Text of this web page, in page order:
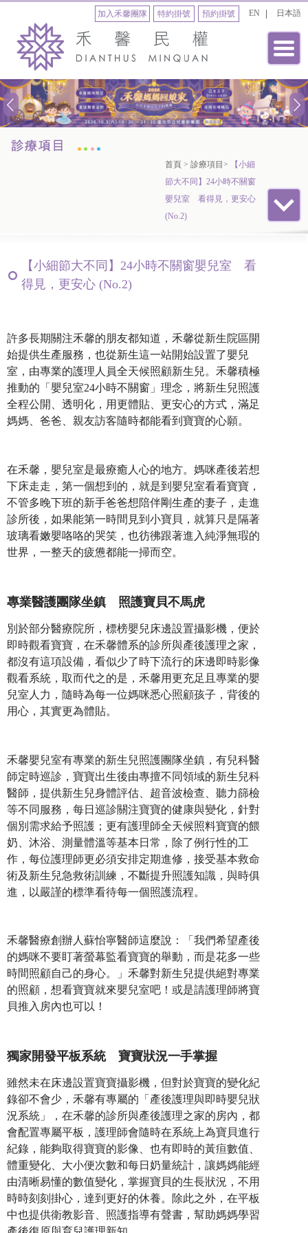
日本語
EN
加入禾馨團隊 預約掛號
特約掛號
首頁 > 診療項目 > 【小細
節大不同】24小時不關窗
嬰兒室 看得見，更安心
(No.2)
【小細節大不同】24小時不關窗嬰兒室 看
得見，更安心 (No.2)
許多長期關注禾馨的朋友都知道，禾馨從新生院區開
始提供生產服務，也從新生這一站開始設置了嬰兒
室，由專業的護理人員全天候照顧新生兒。禾馨積極
推動的「嬰兒室24小時不關窗」理念，將新生兒照護
全程公開、透明化，用更體貼、更安心的方式，滿足
媽媽、爸爸、親友訪客隨時都能看到寶寶的心願。
在禾馨，嬰兒室是最療癒人心的地方。媽咪產後若想
下床走走，第一個想到的，就是到嬰兒室看看寶寶，
不管多晚下班的新手爸爸想陪伴剛生產的妻子，走進
診所後，如果能第一時間見到小寶貝，就算只是隔著
玻璃看嫩嬰咯咯的哭笑，也彷彿跟著進入純淨無瑕的
世界，一整天的疲憊都能一掃而空。
專業醫護團隊坐鎮 照護寶貝不馬虎
別於部分醫療院所，標榜嬰兒床邊設置攝影機，便於
即時觀看寶寶，在禾馨體系的診所與產後護理之家，
都沒有這項設備，看似少了時下流行的床邊即時影像
觀看系統，取而代之的是，禾馨用更充足且專業的嬰
兒室人力，隨時為每一位媽咪悉心照顧孩子，背後的
用心，其實更為體貼。
禾馨嬰兒室有專業的新生兒照護團隊坐鎮，有兒科醫
師定時巡診，寶寶出生後由專擅不同領域的新生兒科
醫師，提供新生兒身體評估、超音波檢查、聽力篩檢
等不同服務，每日巡診關注寶寶的健康與變化，針對
個別需求給予照護；更有護理師全天候照料寶寶的餵
奶、沐浴、測量體溫等基本日常，除了例行性的工
作，每位護理師更必須安排定期進修，接受基本救命
術及新生兒急救術訓練，不斷提升照護知識，與時俱
進，以嚴謹的標準看待每一個照護流程。
禾馨醫療創辦人蘇怡寧醫師這麼說：「我們希望產後
的媽咪不要盯著螢幕監看寶寶的舉動，而是花多一些
時間照顧自己的身心。」禾馨對新生兒提供絕對專業
的照顧，想看寶寶就來嬰兒室吧！或是請護理師將寶
貝推入房內也可以！
獨家開發平板系統 寶寶狀況一手掌握
雖然未在床邊設置寶寶攝影機，但對於寶寶的變化紀
錄卻不會少，禾馨有專屬的「產後護理與即時嬰兒狀
況系統」，在禾馨的診所與產後護理之家的房內，都
會配置專屬平板，護理師會隨時在系統上為寶貝進行
紀錄，能夠取得寶寶的影像、也有即時的黃疸數值、
體重變化、大小便次數和每日奶量統計，讓媽媽能經
由清晰易懂的數值變化，掌握寶貝的生長狀況，不用
時時刻刻掛心，達到更好的休養。除此之外，在平板
中也提供衛教影音、照護指導有聲書，幫助媽媽學習